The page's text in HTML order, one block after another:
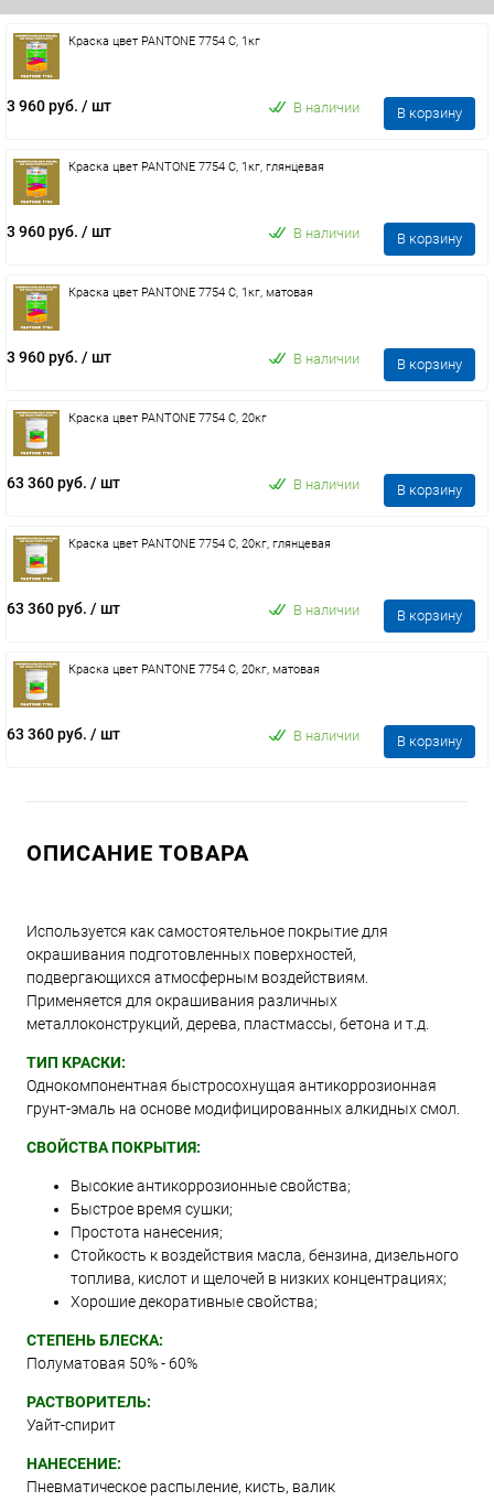
Краска цвет PANTONE 7754 C, 1кг
3 960 руб. / шт В наличии В корзину
Краска цвет PANTONE 7754 C, 1кг, глянцевая
3 960 руб. / шт В наличии В корзину
Краска цвет PANTONE 7754 C, 1кг, матовая
3 960 руб. / шт В наличии В корзину
Краска цвет PANTONE 7754 C, 20кг
63 360 руб. / шт В наличии В корзину
Краска цвет PANTONE 7754 C, 20кг, глянцевая
63 360 руб. / шт В наличии В корзину
Краска цвет PANTONE 7754 C, 20кг, матовая
63 360 руб. / шт В наличии В корзину
ОПИСАНИЕ ТОВАРА
Используется как самостоятельное покрытие для
окрашивания подготовленных поверхностей,
подвергающихся атмосферным воздействиям.
Применяется для окрашивания различных
металлоконструкций, дерева, пластмассы, бетона и т.д.
ТИП КРАСКИ:
Однокомпонентная быстросохнущая антикоррозионная
грунт-эмаль на основе модифицированных алкидных смол.
СВОЙСТВА ПОКРЫТИЯ:
Высокие антикоррозионные свойства;
Быстрое время сушки;
Простота нанесения;
Стойкость к воздействия масла, бензина, дизельного
топлива, кислот и щелочей в низких концентрациях;
Хорошие декоративные свойства;
СТЕПЕНЬ БЛЕСКА:
Полуматовая 50% - 60%
РАСТВОРИТЕЛЬ:
Уайт-спирит
НАНЕСЕНИЕ:
Пневматическое распыление, кисть, валик